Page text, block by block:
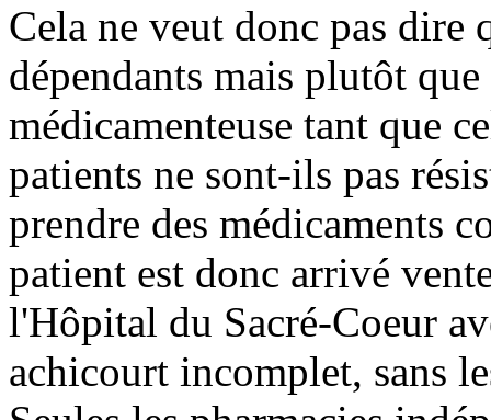
Cela ne veut donc pas dire
dépendants mais plutôt
médicamenteuse tant que
patients ne sont-ils pas
prendre des médicaments
patient est donc arrivé
l'Hôpital du Sacré-Coeur
achicourt incomplet, sans